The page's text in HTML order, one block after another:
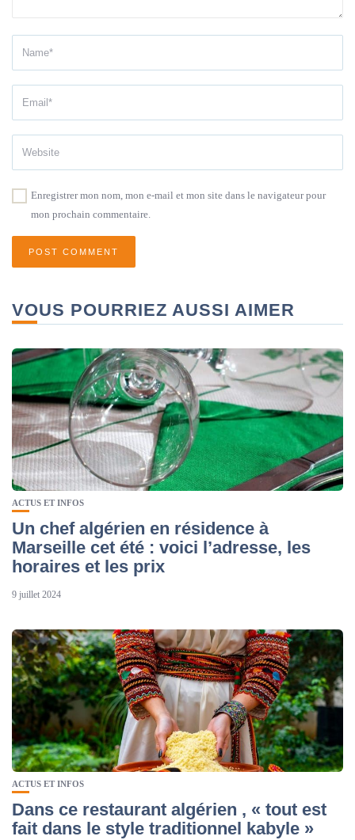
Enregistrer mon nom, mon e-mail et mon site dans le navigateur pour
mon prochain commentaire.
VOUS POURRIEZ AUSSI AIMER
ACTUS ET INFOS
Un chef algérien en résidence à
Marseille cet été : voici l’adresse, les
horaires et les prix
9 juillet 2024
ACTUS ET INFOS
Dans ce restaurant algérien , « tout est
fait dans le style traditionnel kabyle »